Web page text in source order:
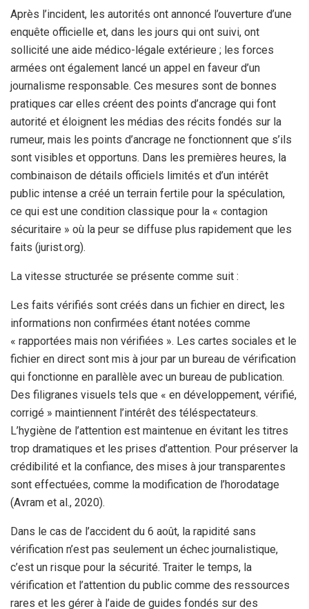
Après l’incident, les autorités ont annoncé l’ouverture d’une
enquête officielle et, dans les jours qui ont suivi, ont
sollicité une aide médico-légale extérieure ; les forces
armées ont également lancé un appel en faveur d’un
journalisme responsable. Ces mesures sont de bonnes
pratiques car elles créent des points d’ancrage qui font
autorité et éloignent les médias des récits fondés sur la
rumeur, mais les points d’ancrage ne fonctionnent que s’ils
sont visibles et opportuns. Dans les premières heures, la
combinaison de détails officiels limités et d’un intérêt
public intense a créé un terrain fertile pour la spéculation,
ce qui est une condition classique pour la « contagion
sécuritaire » où la peur se diffuse plus rapidement que les
faits (jurist.org).
La vitesse structurée se présente comme suit :
Les faits vérifiés sont créés dans un fichier en direct, les
informations non confirmées étant notées comme
« rapportées mais non vérifiées ». Les cartes sociales et le
fichier en direct sont mis à jour par un bureau de vérification
qui fonctionne en parallèle avec un bureau de publication.
Des filigranes visuels tels que « en développement, vérifié,
corrigé » maintiennent l’intérêt des téléspectateurs.
L’hygiène de l’attention est maintenue en évitant les titres
trop dramatiques et les prises d’attention. Pour préserver la
crédibilité et la confiance, des mises à jour transparentes
sont effectuées, comme la modification de l’horodatage
(Avram et al., 2020).
Dans le cas de l’accident du 6 août, la rapidité sans
vérification n’est pas seulement un échec journalistique,
c’est un risque pour la sécurité. Traiter le temps, la
vérification et l’attention du public comme des ressources
rares et les gérer à l’aide de guides fondés sur des